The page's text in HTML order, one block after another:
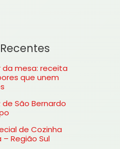
da mesa: receita
que unem
de São Bernardo
de Cozinha
– Região Sul